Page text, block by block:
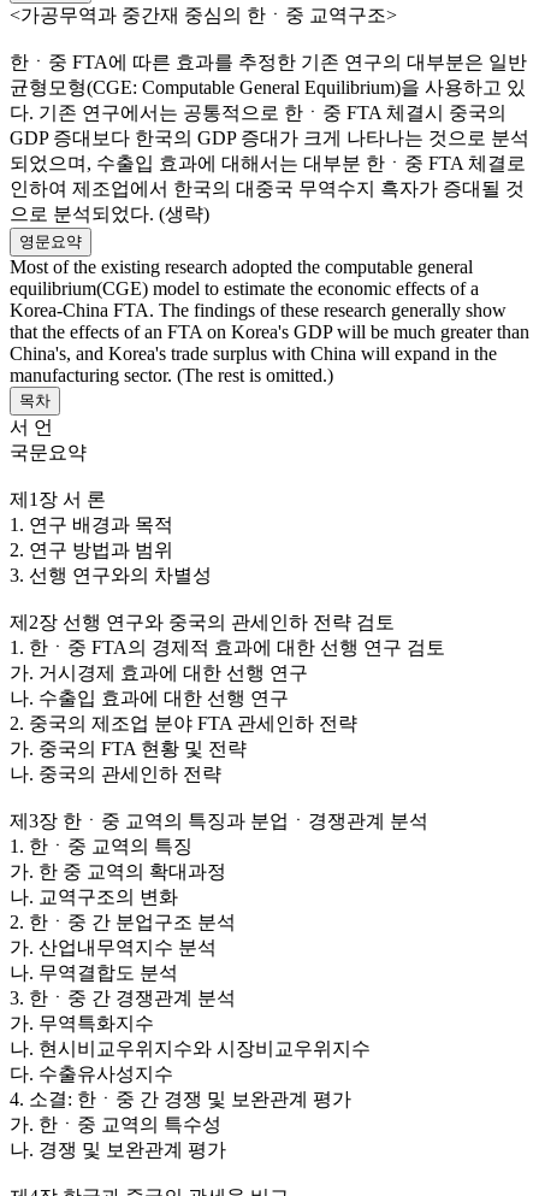
<가공무역과 중간재 중심의 한ㆍ중 교역구조>
한ㆍ중 FTA에 따른 효과를 추정한 기존 연구의 대부분은 일반
균형모형(CGE: Computable General Equilibrium)을 사용하고 있
다. 기존 연구에서는 공통적으로 한ㆍ중 FTA 체결시 중국의
GDP 증대보다 한국의 GDP 증대가 크게 나타나는 것으로 분석
되었으며, 수출입 효과에 대해서는 대부분 한ㆍ중 FTA 체결로
인하여 제조업에서 한국의 대중국 무역수지 흑자가 증대될 것
으로 분석되었다. (생략)
영문요약
Most of the existing research adopted the computable general
equilibrium(CGE) model to estimate the economic effects of a
Korea-China FTA. The findings of these research generally show
that the effects of an FTA on Korea's GDP will be much greater than
China's, and Korea's trade surplus with China will expand in the
manufacturing sector. (The rest is omitted.)
목차
서 언
국문요약
제1장 서 론
1. 연구 배경과 목적
2. 연구 방법과 범위
3. 선행 연구와의 차별성
제2장 선행 연구와 중국의 관세인하 전략 검토
1. 한ㆍ중 FTA의 경제적 효과에 대한 선행 연구 검토
가. 거시경제 효과에 대한 선행 연구
나. 수출입 효과에 대한 선행 연구
2. 중국의 제조업 분야 FTA 관세인하 전략
가. 중국의 FTA 현황 및 전략
나. 중국의 관세인하 전략
제3장 한ㆍ중 교역의 특징과 분업ㆍ경쟁관계 분석
1. 한ㆍ중 교역의 특징
가. 한 중 교역의 확대과정
나. 교역구조의 변화
2. 한ㆍ중 간 분업구조 분석
가. 산업내무역지수 분석
나. 무역결합도 분석
3. 한ㆍ중 간 경쟁관계 분석
가. 무역특화지수
나. 현시비교우위지수와 시장비교우위지수
다. 수출유사성지수
4. 소결: 한ㆍ중 간 경쟁 및 보완관계 평가
가. 한ㆍ중 교역의 특수성
나. 경쟁 및 보완관계 평가